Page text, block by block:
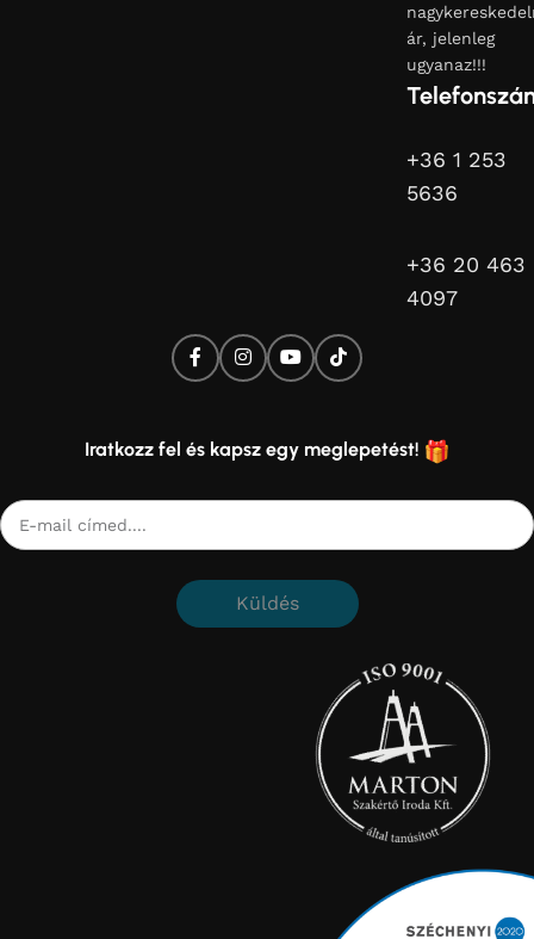
ár, jelenleg
ugyanaz!!!
+36 1 253
5636
+36 20 463
4097
Iratkozz fel és kapsz egy meglepetést!
Küldés